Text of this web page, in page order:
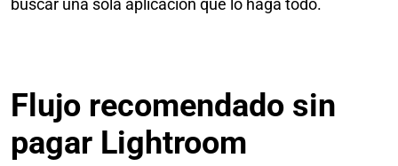
buscar una sola aplicación que lo haga todo.
Flujo recomendado sin
pagar Lightroom